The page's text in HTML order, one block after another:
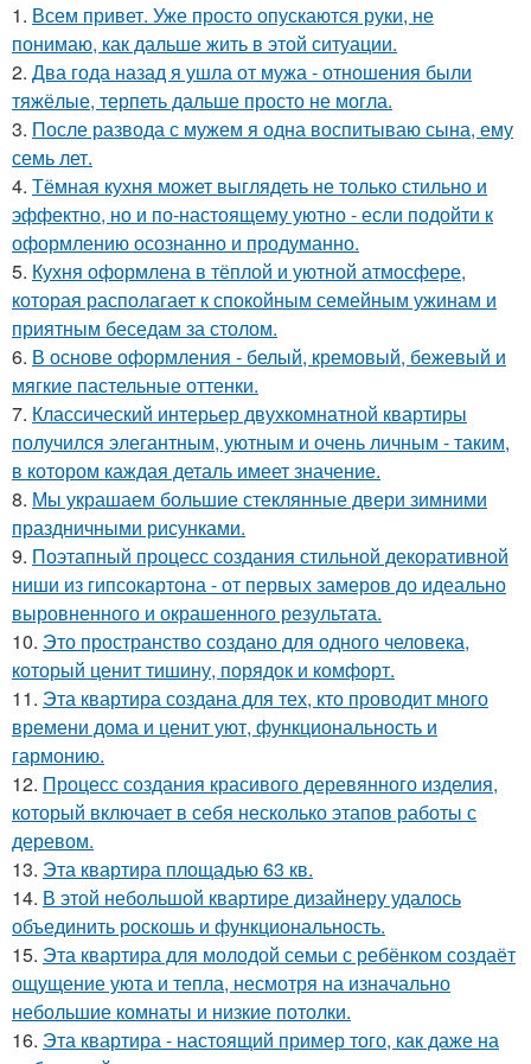
1. Всем привет. Уже просто опускаются руки, не
понимаю, как дальше жить в этой ситуации.
2. Два года назад я ушла от мужа - отношения были
тяжёлые, терпеть дальше просто не могла.
3. После развода с мужем я одна воспитываю сына, ему
семь лет.
4. Тёмная кухня может выглядеть не только стильно и
эффектно, но и по-настоящему уютно - если подойти к
оформлению осознанно и продуманно.
5. Кухня оформлена в тёплой и уютной атмосфере,
которая располагает к спокойным семейным ужинам и
приятным беседам за столом.
6. В основе оформления - белый, кремовый, бежевый и
мягкие пастельные оттенки.
7. Классический интерьер двухкомнатной квартиры
получился элегантным, уютным и очень личным - таким,
в котором каждая деталь имеет значение.
8. Мы украшаем большие стеклянные двери зимними
праздничными рисунками.
9. Поэтапный процесс создания стильной декоративной
ниши из гипсокартона - от первых замеров до идеально
выровненного и окрашенного результата.
10. Это пространство создано для одного человека,
который ценит тишину, порядок и комфорт.
11. Эта квартира создана для тех, кто проводит много
времени дома и ценит уют, функциональность и
гармонию.
12. Процесс создания красивого деревянного изделия,
который включает в себя несколько этапов работы с
деревом.
13. Эта квартира площадью 63 кв.
14. В этой небольшой квартире дизайнеру удалось
объединить роскошь и функциональность.
15. Эта квартира для молодой семьи с ребёнком создаёт
ощущение уюта и тепла, несмотря на изначально
небольшие комнаты и низкие потолки.
16. Эта квартира - настоящий пример того, как даже на